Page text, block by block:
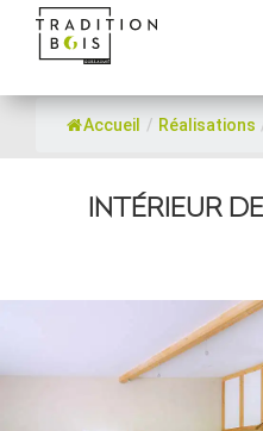
Accueil / Réalisations
INTÉRIEUR